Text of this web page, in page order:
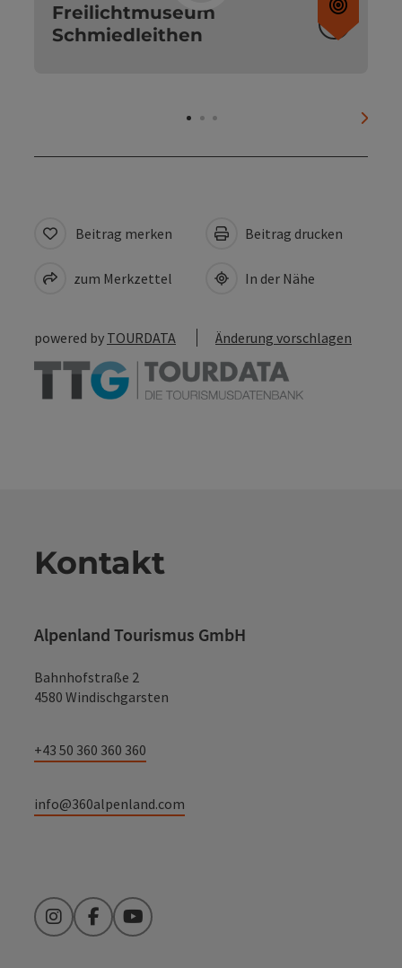
Freilichtmuseum
Schmiedleithen
Beitrag merken
zum Merkzettel
Beitrag drucken
In der Nähe
powered by TOURDATA Änderung vorschlagen
Kontakt
Alpenland Tourismus GmbH
Bahnhofstraße 2
4580 Windischgarsten
+43 50 360 360 360
info@360alpenland.com
InstagramFacebookYouTube